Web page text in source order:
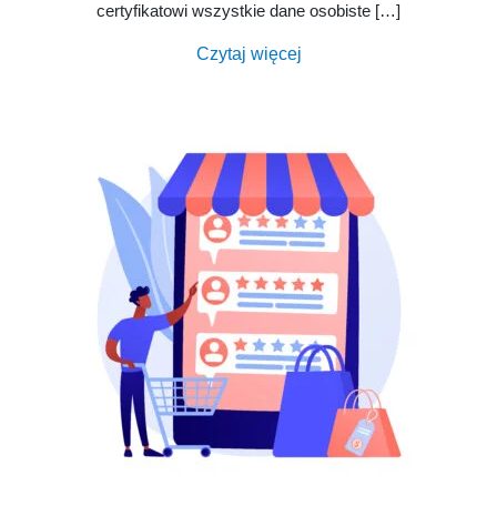
certyfikatowi wszystkie dane osobiste […]
Czytaj więcej